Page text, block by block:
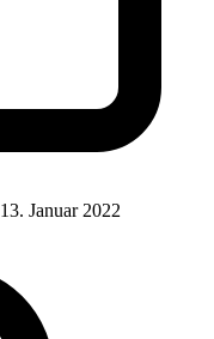
13. Januar 2022